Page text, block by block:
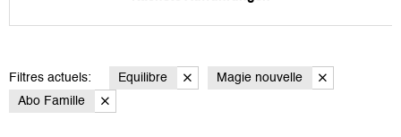
Filtres actuels: Equilibre
Magie nouvelle
Abo Famille